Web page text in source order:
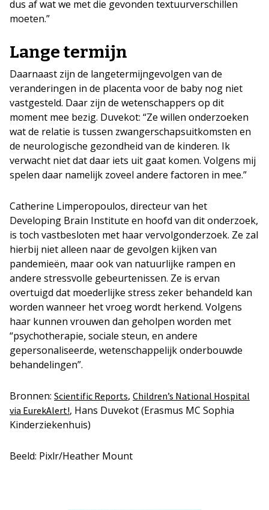
dus af wat we met die gevonden textuurverschillen
moeten.”
Lange termijn
Daarnaast zijn de langetermijngevolgen van de
veranderingen in de placenta voor de baby nog niet
vastgesteld. Daar zijn de wetenschappers op dit
moment mee bezig. Duvekot: “Ze willen onderzoeken
wat de relatie is tussen zwangerschapsuitkomsten en
de neurologische gezondheid van de kinderen. Ik
verwacht niet dat daar iets uit gaat komen. Volgens mij
spelen daar namelijk zoveel andere factoren in mee.”
Catherine Limperopoulos, directeur van het
Developing Brain Institute en hoofd van dit onderzoek,
is toch vastbesloten met haar vervolgonderzoek. Ze zal
hierbij niet alleen naar de gevolgen kijken van
pandemieën, maar ook van natuurlijke rampen en
andere stressvolle gebeurtenissen. Ze is ervan
overtuigd dat moederlijke stress zeker behandeld kan
worden wanneer het vroeg wordt herkend. Volgens
haar kunnen vrouwen dan geholpen worden met
“psychotherapie, sociale steun, en andere
gepersonaliseerde, wetenschappelijk onderbouwde
behandelingen”.
Bronnen: Scientific Reports, Children’s National Hospital
via EurekAlert!, Hans Duvekot (Erasmus MC Sophia
Kinderziekenhuis)
Beeld: Pixlr/Heather Mount